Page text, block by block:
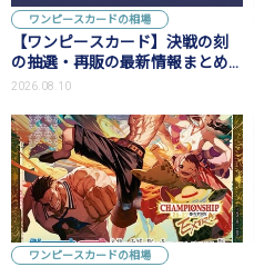
ワンピースカードの相場
【ワンピースカード】決戦の刻
の抽選・再販の最新情報まとめ
【7/1更新】
2026.08.10
ワンピースカードの相場